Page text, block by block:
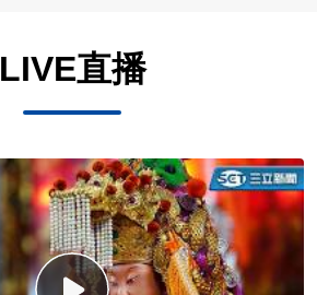
LIVE直播